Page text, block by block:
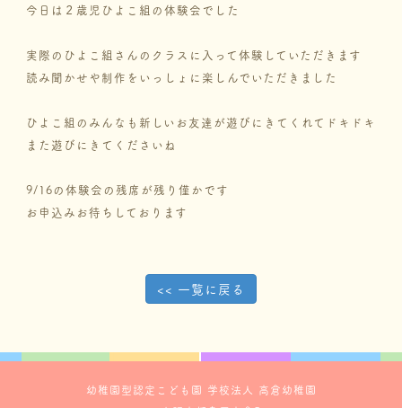
今日は２歳児ひよこ組の体験会でした
実際のひよこ組さんのクラスに入って体験していただきます
読み聞かせや制作をいっしょに楽しんでいただきました
ひよこ組のみんなも新しいお友達が遊びにきてくれてドキドキ
また遊びにきてくださいね
9/16の体験会の残席が残り僅かです
お申込みお待ちしております
<< 一覧に戻る
幼稚園型認定こども園 学校法人 高倉幼稚園